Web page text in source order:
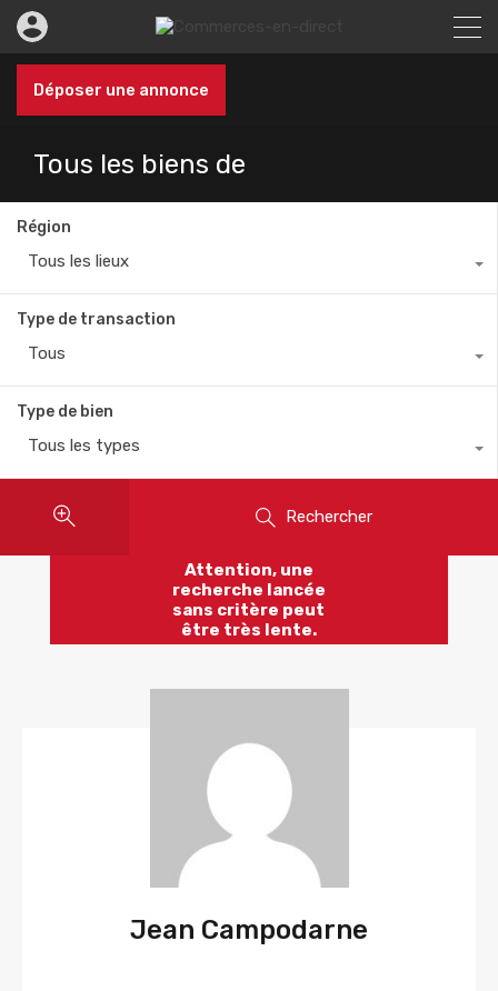
Déposer une annonce
Tous les biens de
Région
Tous les lieux
Type de transaction
Tous
Type de bien
Tous les types
Rechercher
Attention, une
recherche lancée
sans critère peut
être très lente.
Jean Campodarne